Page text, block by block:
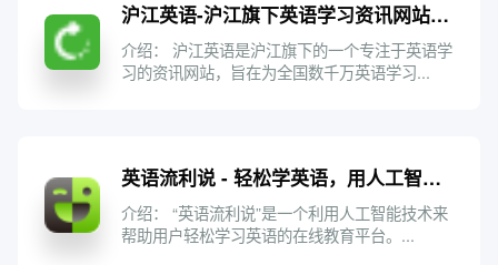
沪江英语-沪江旗下英语学习资讯网站_免费英语学习网站
介绍： 沪江英语是沪江旗下的一个专注于英语学
习的资讯网站，旨在为全国数千万英语学习...
英语流利说 - 轻松学英语，用人工智能老师
介绍： “英语流利说”是一个利用人工智能技术来
帮助用户轻松学习英语的在线教育平台。...